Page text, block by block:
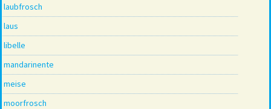
laubfrosch
laus
libelle
mandarinente
meise
moorfrosch